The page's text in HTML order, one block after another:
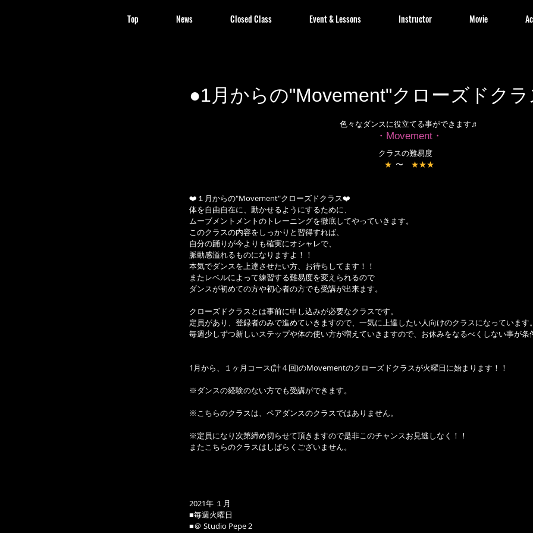
Top News Closed Class Event & Lessons Instructor Movie
●1月からの"Movement"クローズドクラ
色々なダンスに役立てる事ができます♬
・Movement・
クラスの難易度
★
  〜
★★★
❤️１月からの"Movement"クローズドクラス❤️
体を自由自在に、動かせるようにするために、
ムーブメントメントのトレーニングを徹底してやっていきます。
このクラスの内容をしっかりと習得すれば、
自分の踊りが今よりも確実にオシャレで、
脈動感溢れるものになりますよ！！
本気でダンスを上達させたい方、お待ちしてます！！
またレベルによって練習する難易度を変えられるので
ダンスが初めての方や初心者の方でも受講が出来ます。
クローズドクラスとは事前に申し込みが必要なクラスです。
定員があり、登録者のみで進めていきますので、一気に上達したい人向けのクラスになっています。
毎週少しずつ新しいステップや体の使い方が増えていきますので、お休みをなるべくしない事が条
1月から、１ヶ月コース(計４回)のMovementのクローズドクラスが火曜日に始まります！！
※ダンスの経験のない方でも受講ができます。
※こちらのクラスは、ペアダンスのクラスではありません。
※定員になり次第締め切らせて頂きますので是非このチャンスお見逃しなく！！
またこちらのクラスはしばらくございません。
2021年 １月
■毎週火曜日
■＠ Studio Pepe 2